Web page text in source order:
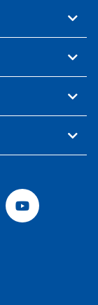
Youtube